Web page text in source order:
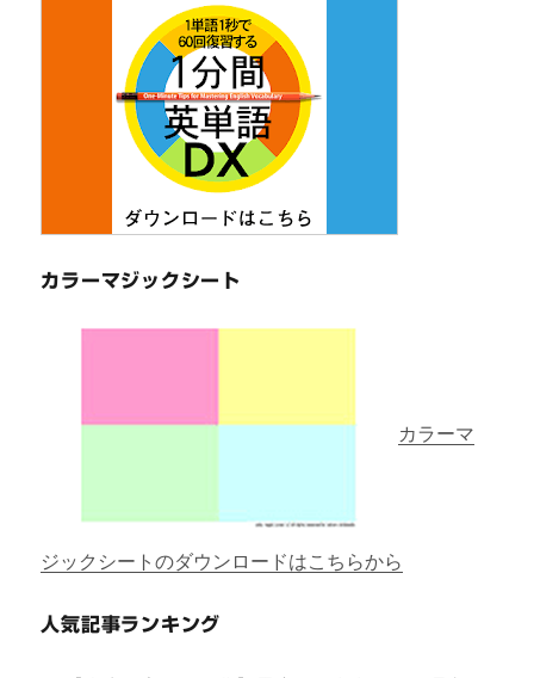
カラーマジックシート
カラーマ
ジックシートのダウンロードはこちらから
人気記事ランキング